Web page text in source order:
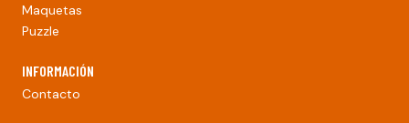
Maquetas
Puzzle
INFORMACIÓN
Contacto